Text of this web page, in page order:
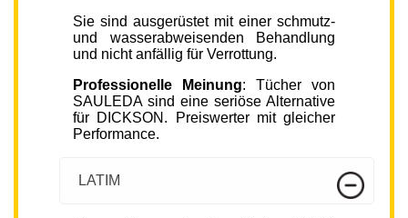
Sie sind ausgerüstet mit einer schmutz-
und wasserabweisenden Behandlung
und nicht anfällig für Verrottung.
Professionelle Meinung: Tücher von
SAULEDA sind eine seriöse Alternative
für DICKSON. Preiswerter mit gleicher
Performance.
LATIM